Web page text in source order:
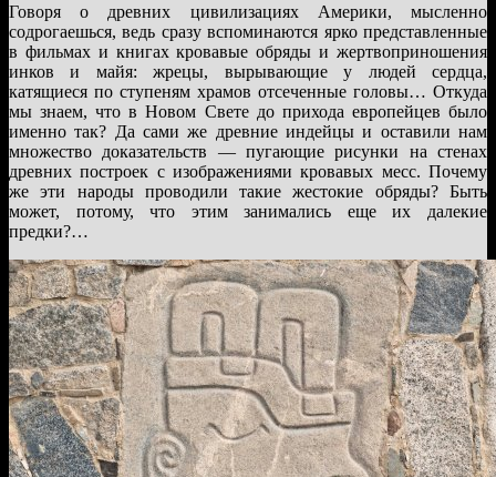
Говоря о древних цивилизациях Америки, мысленно
содрогаешься, ведь сразу вспоминаются ярко представленные
в фильмах и книгах кровавые обряды и жертвоприношения
инков и майя: жрецы, вырывающие у людей сердца,
катящиеся по ступеням храмов отсеченные головы… Откуда
мы знаем, что в Новом Свете до прихода европейцев было
именно так? Да сами же древние индейцы и оставили нам
множество доказательств — пугающие рисунки на стенах
древних построек с изображениями кровавых месс. Почему
же эти народы проводили такие жестокие обряды? Быть
может, потому, что этим занимались еще их далекие
предки?…